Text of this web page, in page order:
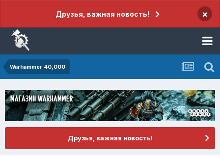
Друзья, важная новость! ×
Warhammer 40,000
Друзья, важная новость!